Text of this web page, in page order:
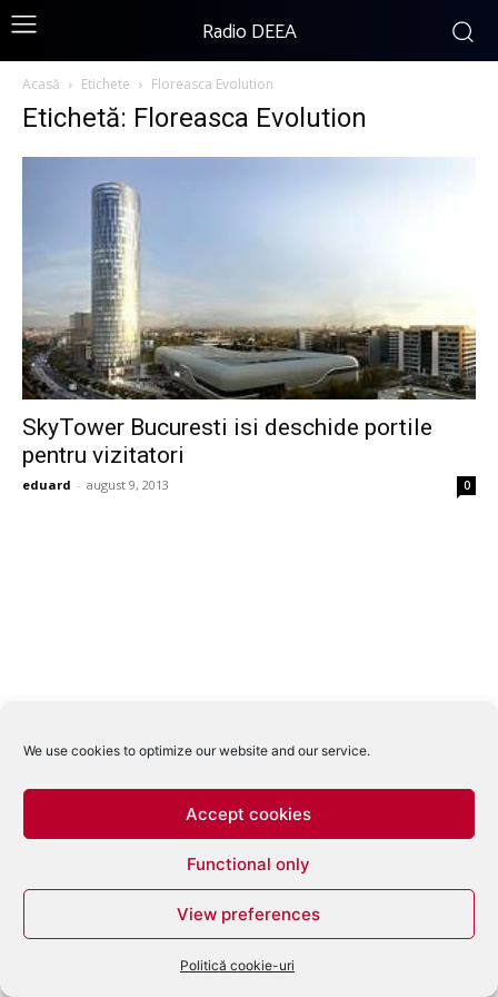
We use cookies to optimize our website and our service.
Accept cookies
Functional only
View preferences
Politică cookie-uri
Radio DEEA
Acasă Etichete Floreasca Evolution
Etichetă: Floreasca Evolution
SkyTower Bucuresti isi deschide portile
pentru vizitatori
eduard - august 9, 2013 0